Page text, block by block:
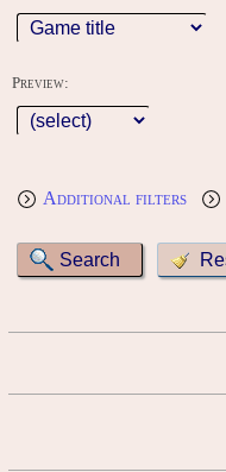
Preview:
Additional filters